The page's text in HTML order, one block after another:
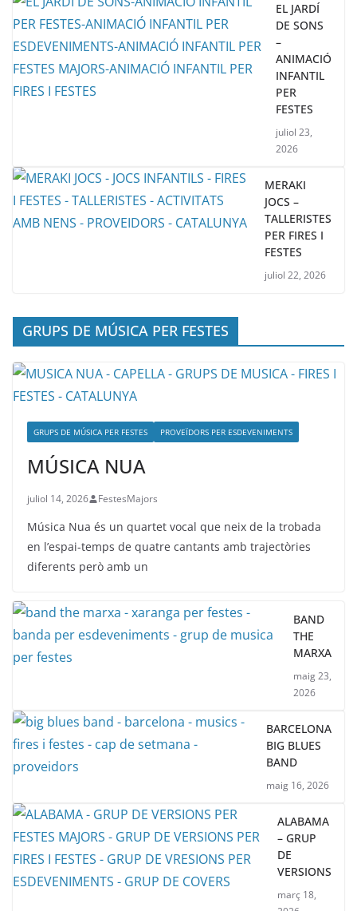
EL JARDÍ
DE SONS
–
ANIMACIÓ
INFANTIL
PER
FESTES
juliol 23,
2026
MERAKI
JOCS –
TALLERISTES
PER FIRES I
FESTES
juliol 22, 2026
GRUPS DE MÚSICA PER FESTES
GRUPS DE MÚSICA PER FESTES PROVEÏDORS PER ESDEVENIMENTS
MÚSICA NUA
juliol 14, 2026 FestesMajors
Música Nua és un quartet vocal que neix de la trobada
en l’espai-temps de quatre cantants amb trajectòries
diferents però amb un
BAND
THE
MARXA
maig 23,
2026
BARCELONA
BIG BLUES
BAND
maig 16, 2026
ALABAMA
– GRUP
DE
VERSIONS
març 18,